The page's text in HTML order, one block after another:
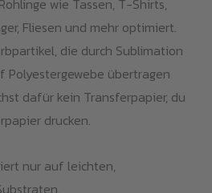
wie Tassen, T-Shirts,
Fliesen und mehr optimiert.
die durch Sublimation
Polyestergewebe übertragen
dafür kein Transferpapier, du
drucken.
nur auf leichten,